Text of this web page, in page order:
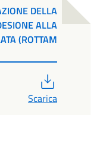
DELLA
ALLA
(ROTTAM
Scarica